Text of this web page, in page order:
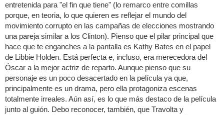
entretenida para "el fin que tiene" (lo remarco entre comillas
porque, en teoria, lo que quieren es reflejar el mundo del
movimiento corrupto en las campañas de elecciones mostrando
una pareja similar a los Clinton). Pienso que el pilar principal que
hace que te enganches a la pantalla es Kathy Bates en el papel
de Libbie Holden. Está perfecta e, incluso, era merecedora del
Óscar a la mejor actriz de reparto. Aunque pienso que su
personaje es un poco desacertado en la película ya que,
principalmente es un drama, pero ella protagoniza escenas
totalmente irreales. Aún así, es lo que más destaco de la película
junto al guión. Debo reconocer, también, que Travolta y